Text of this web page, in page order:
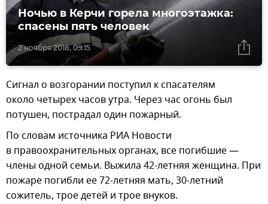
2 ноября 2018, 09:15
Ночью в Керчи горела многоэтажка:
спасены пять человек
Сигнал о возгорании поступил к спасателям
около четырех часов утра. Через час огонь был
потушен, пострадал один пожарный.
По словам источника РИА Новости
в правоохранительных органах, все погибшие —
члены одной семьи. Выжила 42-летняя женщина. При
пожаре погибли ее 72-летняя мать, 30-летний
сожитель, трое детей и трое внуков.